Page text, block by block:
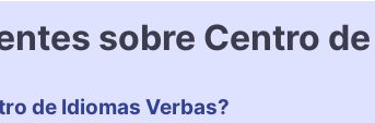
sobre Centro
de Idiomas Verbas?